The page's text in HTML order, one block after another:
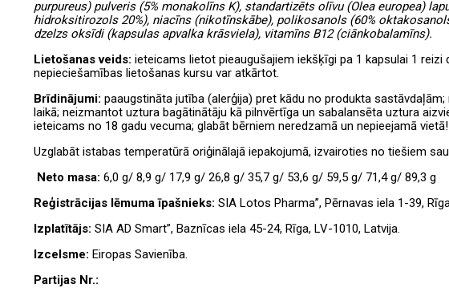
purpureus) pulveris (5% monakolīns K), standartizēts olīvu(Olea europea)
hidroksitirozols 20%), niacīns (nikotīnskābe), polikosanols (60%
dzelzs oksīdi (kapsulas apvalka krāsviela), vitamīns B12 (ciānkobalamīns).
Lietošanas veids: ieteicams lietot pieaugušajiem iekšķīgi pa 1 kapsulai 1
nepieciešamības lietošanas kursu var atkārtot.
Brīdinājumi: paaugstināta jutība (alerģija) pret kādu no produkta
laikā; neizmantot uztura bagātinātāju kā pilnvērtīga un sabalansēta uztura
ieteicams no 18 gadu vecuma; glabāt bērniem neredzamā un nepieejamā vietā!
Uzglabāt istabas temperatūrā oriģinālajā iepakojumā, izvairoties no tiešiem
Neto masa: 6,0 g/ 8,9 g/ 17,9 g/ 26,8 g/ 35,7 g/ 53,6 g/ 59,5 g/ 71,4 g/ 89,3 g
Reģistrācijas lēmuma īpašnieks: SIA Lotos Pharma”, Pērnavas iela 1-39,
Izplatītājs: SIA AD Smart”, Baznīcas iela 45-24, Rīga, LV-1010, Latvija.
Izcelsme: Eiropas Savienība.
Partijas Nr.: